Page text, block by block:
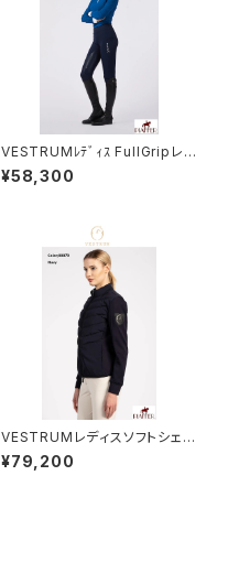
VESTRUMﾚﾃﾞｨｽ FullGripレギ
ンス W105265077
¥58,300
VESTRUMレディスソフトシェル
W326020148
¥79,200